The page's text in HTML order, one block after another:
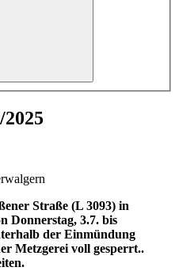
Straße (L 3093) in
Donnerstag, 3.7. bis
der Einmündung
Metzgerei voll gesperrt..